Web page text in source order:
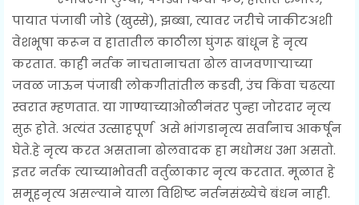
पायात पंजाबी जोडे (खुस्से), झब्बा, त्यावर जरीचे जाकीटअशी
वेशभूषा करून व हातातील काठीला घुंगरू बांधून हे नृत्य
करतात. काही नर्तक नाचतानाचता ढोल वाजवणाऱ्याच्या
जवळ जाऊन पंजाबी लोकगीतांतील कडवी, उंच किंवा चढत्या
स्वरात म्हणतात. या गाण्याच्याओळीनंतर पुन्हा जोरदार नृत्य
सुरू होते. अत्यंत उत्साहपूर्ण असे भांगडानृत्य सर्वांनाच आकर्षून
घेते.हे नृत्य करत असताना ढोलवादक हा मधोमध उभा असतो.
इतर नर्तक त्याच्याभोवती वर्तुळाकार नृत्य करतात. मूळात हे
समूहनृत्य असल्याने याला विशिष्ट नर्तनसंख्येचे बंधन नाही.